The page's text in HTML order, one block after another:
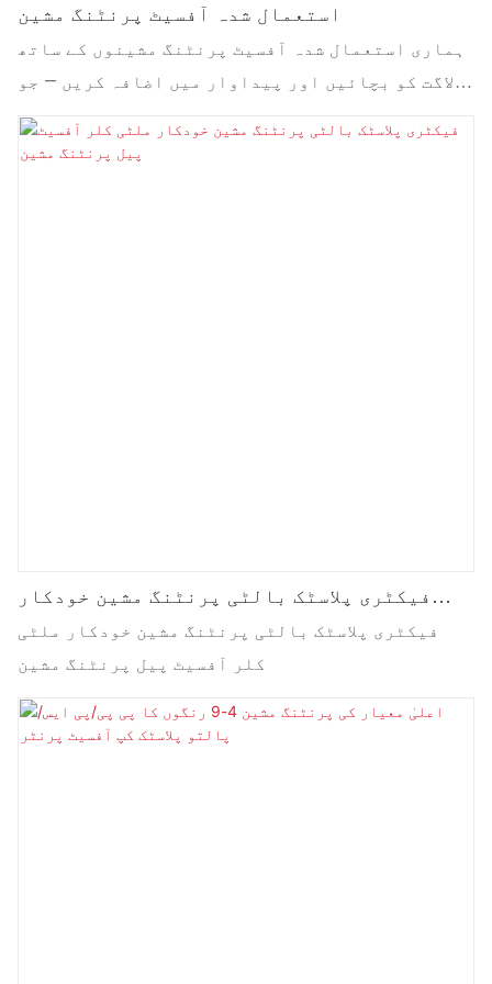
استعمال شدہ آفسیٹ پرنٹنگ مشین
ہماری استعمال شدہ آفسیٹ پرنٹنگ مشینوں کے ساتھ
لاگت کو بچائیں اور پیداوار میں اضافہ کریں — جو
پلاسٹک کے کپوں، بوتلوں، کیپس اور پیکیجنگ پر
پرنٹنگ کے لیے بہترین ہیں، جو متنوع ایپلی کیشنز
فیکٹری پلاسٹک بالٹی پرنٹنگ مشین خودکار
ملٹی کلر آفسیٹ پیل پرنٹنگ مشین
فیکٹری پلاسٹک بالٹی پرنٹنگ مشین خودکار ملٹی
کلر آفسیٹ پیل پرنٹنگ مشین